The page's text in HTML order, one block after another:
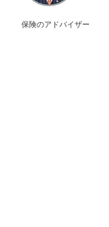
保険のアドバイザー